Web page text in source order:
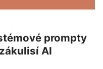
prompty
AI